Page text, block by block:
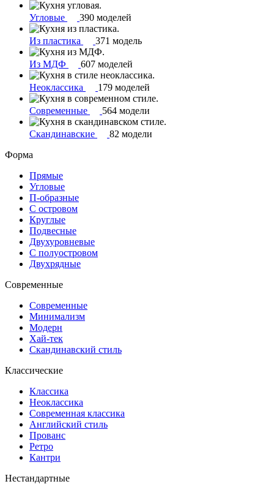
Угловые 390 моделей
Из пластика 371 модель
Из МДФ 607 моделей
Неоклассика 179 моделей
Современные 564 модели
Скандинавские
82 модели
Форма
Прямые
Угловые
П-образные
С островом
Круглые
Подвесные
Двухуровневые
С полуостровом
Двухрядные
Современные
Современные
Минимализм
Модерн
Хай-тек
Скандинавский стиль
Классические
Классика
Неоклассика
Современная классика
Английский стиль
Прованс
Ретро
Кантри
Нестандартные